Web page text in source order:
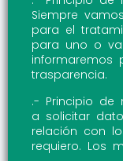
Siempre
para el
para uno o
informaremos
trasparencia.
.- Principio de
a solicitar
relación con
requiero. Los